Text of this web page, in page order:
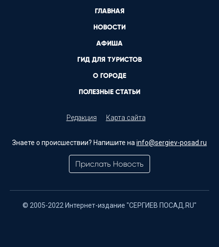
ГЛАВНАЯ
НОВОСТИ
АФИША
ГИД ДЛЯ ТУРИСТОВ
О ГОРОДЕ
ПОЛЕЗНЫЕ СТАТЬИ
Редакция Карта сайта
Знаете о происшествии? Напишите на info@sergiev-posad.ru
Прислать Новость
© 2005-2022 Интернет-издание "СЕРГИЕВ ПОСАД.RU"